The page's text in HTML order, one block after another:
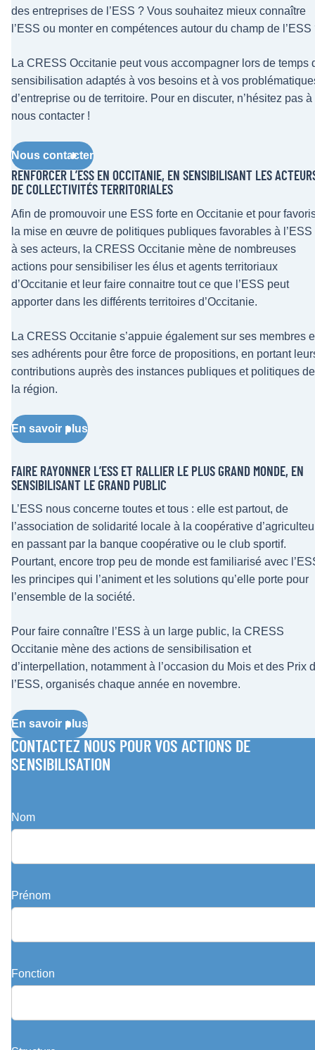
des entreprises de l’ESS ? Vous souhaitez mieux connaître
l’ESS ou monter en compétences autour du champ de l’ESS
La CRESS Occitanie peut vous accompagner lors de temps
sensibilisation adaptés à vos besoins et à vos
d’entreprise ou de territoire. Pour en discuter, n’hésitez pas à
nous contacter !
Nous contacter
RENFORCER L’ESS EN OCCITANIE, EN SENSIBILISANT LES
DE COLLECTIVITÉS TERRITORIALES
Afin de promouvoir une ESS forte en Occitanie et pour
la mise en œuvre de politiques publiques favorables à l’ESS
à ses acteurs, la CRESS Occitanie mène de nombreuses
actions pour sensibiliser les élus et agents territoriaux
d’Occitanie et leur faire connaitre tout ce que l’ESS peut
apporter dans les différents territoires d’Occitanie.
La CRESS Occitanie s’appuie également sur ses membres
ses adhérents pour être force de propositions, en portant
contributions auprès des instances publiques et politiques de
la région.
En savoir plus
FAIRE RAYONNER L’ESS ET RALLIER LE PLUS GRAND MONDE, EN
SENSIBILISANT LE GRAND PUBLIC
L’ESS nous concerne toutes et tous : elle est partout, de
l’association de solidarité locale à la coopérative
en passant par la banque coopérative ou le club sportif.
Pourtant, encore trop peu de monde est familiarisé avec
les principes qui l’animent et les solutions qu’elle porte pour
l’ensemble de la société.
Pour faire connaître l’ESS à un large public, la CRESS
Occitanie mène des actions de sensibilisation et
d’interpellation, notamment à l’occasion du Mois et des Prix
l’ESS, organisés chaque année en novembre.
En savoir plus
CONTACTEZ NOUS POUR VOS ACTIONS DE
SENSIBILISATION
Nom
Prénom
Fonction